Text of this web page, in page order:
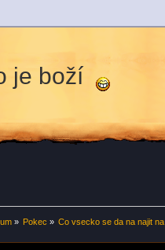
je boží
» Pokec » Co vsecko se da na najit